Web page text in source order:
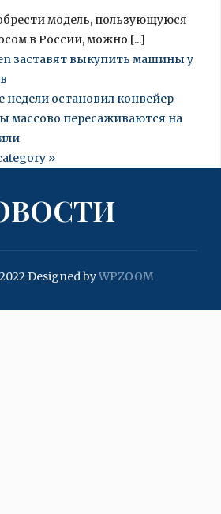
модель, пользующуюся
в России, можно [...]
заставят выкупить машины у
недели остановил конвейер
массово пересаживаются на
»
Designed byWPZOOM